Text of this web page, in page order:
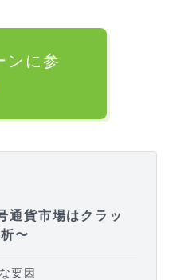
ンに参
貨市場はクラッ
〜
要因